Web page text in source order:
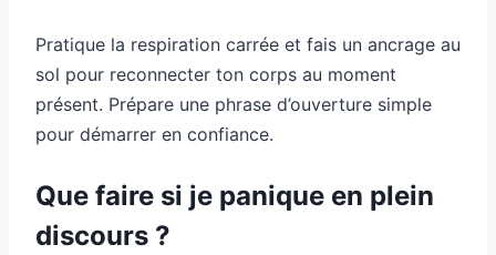
Pratique la respiration carrée et fais un ancrage au
sol pour reconnecter ton corps au moment
présent. Prépare une phrase d’ouverture simple
pour démarrer en confiance.
Que faire si je panique en plein
discours ?